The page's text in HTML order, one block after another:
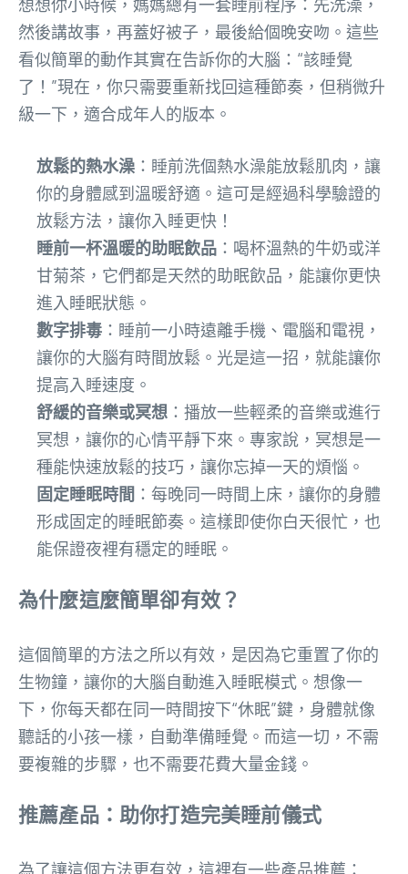
想想你小時候，媽媽總有一套睡前程序：先洗澡，
然後講故事，再蓋好被子，最後給個晚安吻。這些
看似簡單的動作其實在告訴你的大腦：“該睡覺
了！”現在，你只需要重新找回這種節奏，但稍微升
級一下，適合成年人的版本。
放鬆的熱水澡 ：睡前洗個熱水澡能放鬆肌肉，讓
你的身體感到溫暖舒適。這可是經過科學驗證的
放鬆方法，讓你入睡更快！
睡前一杯溫暖的助眠飲品 ：喝杯溫熱的牛奶或洋
甘菊茶，它們都是天然的助眠飲品，能讓你更快
進入睡眠狀態。
數字排毒 ：睡前一小時遠離手機、電腦和電視，
讓你的大腦有時間放鬆。光是這一招，就能讓你
提高入睡速度。
舒緩的音樂或冥想 ：播放一些輕柔的音樂或進行
冥想，讓你的心情平靜下來。專家說，冥想是一
種能快速放鬆的技巧，讓你忘掉一天的煩惱。
固定睡眠時間 ：每晚同一時間上床，讓你的身體
形成固定的睡眠節奏。這樣即使你白天很忙，也
能保證夜裡有穩定的睡眠。
為什麼這麼簡單卻有效？
這個簡單的方法之所以有效，是因為它重置了你的
生物鐘，讓你的大腦自動進入睡眠模式。想像一
下，你每天都在同一時間按下“休眠”鍵，身體就像
聽話的小孩一樣，自動準備睡覺。而這一切，不需
要複雜的步驟，也不需要花費大量金錢。
推薦產品：助你打造完美睡前儀式
為了讓這個方法更有效，這裡有一些產品推薦：